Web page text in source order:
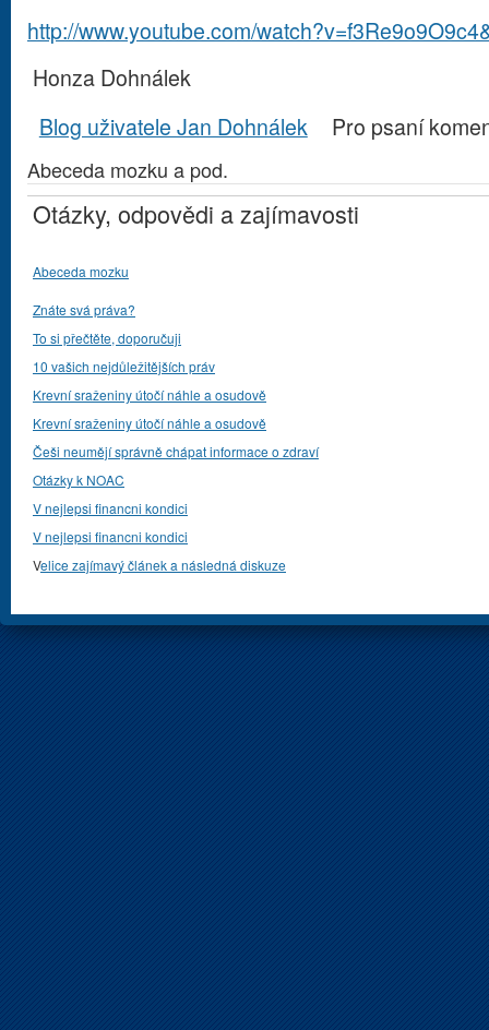
http://www.youtube.com/
Honza Dohnálek
Blog uživatele Jan Dohnálek
Pro psaní
Abeceda mozku a pod.
Otázky, odpovědi a zajímavosti
Abeceda mozku
Znáte svá práva?
To si přečtěte, doporučuji
10 vašich nejdůležitějších práv
Krevní sraženiny útočí náhle a osudově
Krevní sraženiny útočí náhle a osudově
Češi neumějí správně chápat informace o zdraví
Otázky k NOAC
V nejlepsi financni kondici
V nejlepsi financni kondici
Velice zajímavý článek a následná diskuze